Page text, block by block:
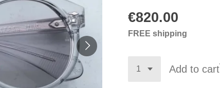
€820.00
FREE shipping
Add to cart